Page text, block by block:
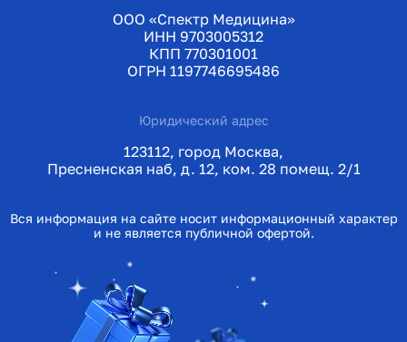
ООО «Спектр Медицина»
ИНН 9703005312
КПП 770301001
ОГРН 1197746695486
Юридический адрес
123112, город Москва,
Пресненская наб, д. 12, ком. 28 помещ. 2/1
Вся информация на сайте носит информационный характер
и не является публичной офертой.